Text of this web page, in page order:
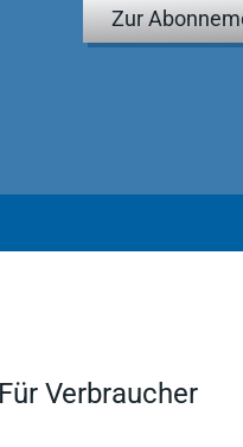
Zur
Für Verbraucher